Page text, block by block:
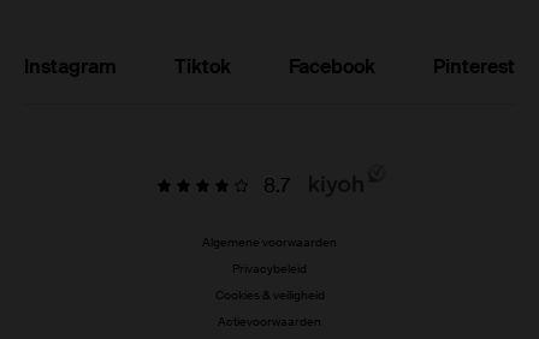
Instagram Tiktok Facebook Pinterest
8.7
Algemene voorwaarden
Privacybeleid
Cookies & veiligheid
Actievoorwaarden